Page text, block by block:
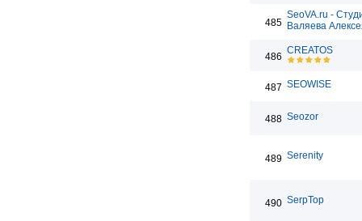
485
SeoVA.ru -
Валяева
486
CREATOS
487 SEOWISE
488 Seozor
489 Serenity
490 SerpTop